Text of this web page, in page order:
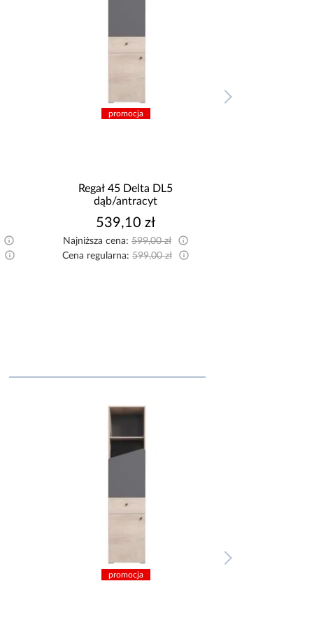
promocja
Regał 45 Delta DL5
dąb/antracyt
539,10 zł
Najniższa cena:599,00 zł
Cena regularna:599,00 zł
promocja